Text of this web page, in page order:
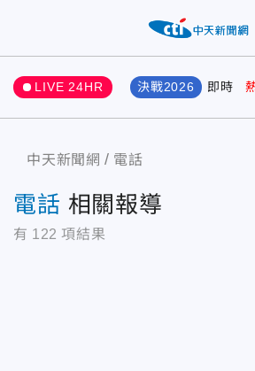
LIVE 24HR 決戰2026 即時
中天新聞網 電話
電話 相關報導
有 122 項結果